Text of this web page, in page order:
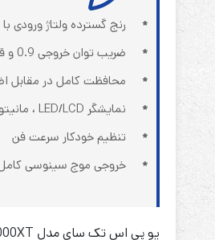
*
رنج گسترده ولتاژ ورودی با
*
ضریب توان خروجی 0.9 و قابلیت اضافه بار بیشتر
*
محافظت کامل در مقابل
*
نمایشگر LED/LCD ، مانیتورینگ همه وضعیت های کاری
*
تنظیم خودکار سرعت فن
*
خروجی موج سینوسی کامل